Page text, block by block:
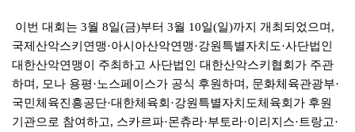
이번 대회는 3월 8일(금)부터 3월 10일(일)까지 개최되었으며,
국제산악스키연맹·아시아산악연맹·강원특별자치도·사단법인
대한산악연맹이 주최하고 사단법인 대한산악스키협회가 주관
하며, 모나 용평·노스페이스가 공식 후원하며, 문화체육관광부·
국민체육진흥공단·대한체육회·강원특별자치도체육회가 후원
기관으로 참여하고, 스카르파·몬츄라·부토라·이리지스·트랑고·